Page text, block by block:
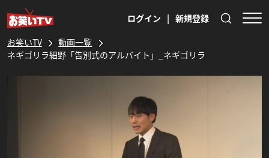
ログイン | 新規登録
お笑いTV
動画一覧
ネギゴリラ細野「告別式のアルバイト」_ネギゴリラ